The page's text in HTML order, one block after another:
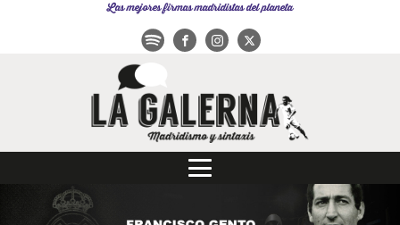
Las mejores firmas madridistas del planeta